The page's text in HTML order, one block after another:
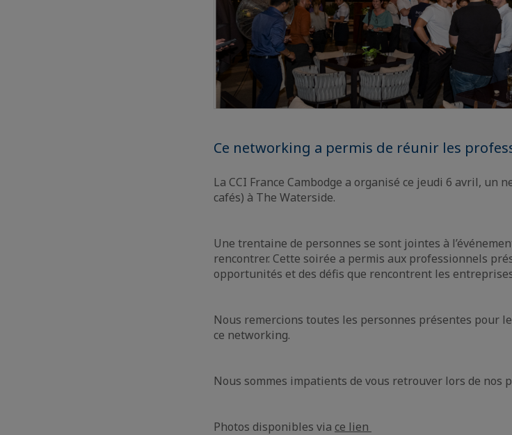
Ce networking a permis de réunir les
La CCI France Cambodge a organisé ce jeudi 6 avril, un
cafés) à The Waterside.
Une trentaine de personnes se sont jointes à
rencontrer. Cette soirée a permis aux professionnels
opportunités et des défis que rencontrent les
Nous remercions toutes les personnes présentes pour
ce networking.
Nous sommes impatients de vous retrouver lors de nos
Photos disponibles via ce lien